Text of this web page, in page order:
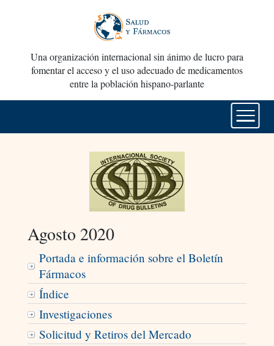
Una organización internacional sin ánimo de lucro para
fomentar el acceso y el uso adecuado de medicamentos
entre la población hispano-parlante
Agosto 2020
Portada e información sobre el Boletín
Fármacos
Índice
Investigaciones
Solicitud y Retiros del Mercado